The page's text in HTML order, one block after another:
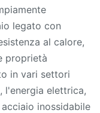
legato con
al calore,
proprietà
in vari settori
l'energia elettrica,
inossidabile